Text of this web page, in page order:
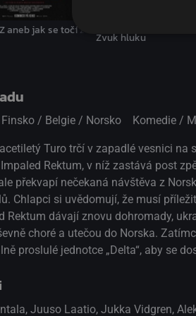
aneb jak se točí zombie film
Zvuk hluku
Finsko / Belgie / Norsko Komedie /
Turo trčí v zapadlé vesnici
Rektum, v níž zastává post
překvapí nečekaná návštěva z
Chlapci si uvědomují, že musí
Rektum dávají znovu dohromady,
choré a utečou do Norska.
proslulé jednotce „Delta“, aby se
Juuso Laatio, Jukka Vidgren,